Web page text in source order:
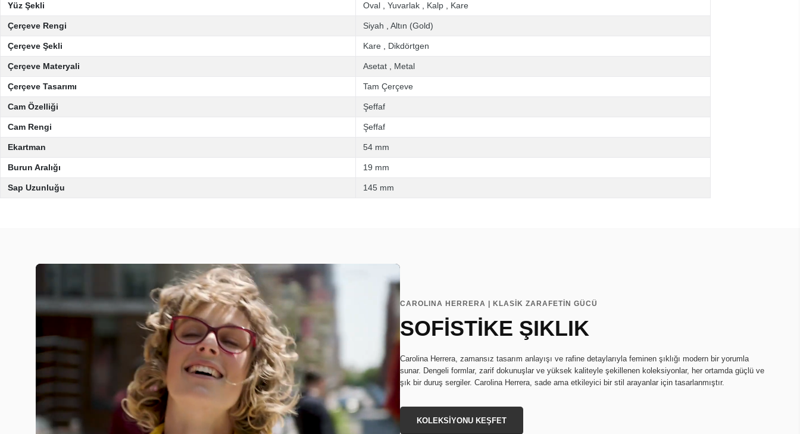
Yüz Şekli Oval Yuvarlak Kalp Kare
Çerçeve Rengi Siyah Altın (Gold)
Çerçeve Şekli Kare Dikdörtgen
Çerçeve Materyali Asetat Metal
Çerçeve Tasarımı Tam Çerçeve
Cam Özelliği Şeffaf
Cam Rengi Şeffaf
Ekartman 54 mm
Burun Aralığı 19 mm
Sap Uzunluğu 145 mm
CAROLINA HERRERA | KLASİK ZARAFETİN GÜCÜ
SOFİSTİKE ŞIKLIK
Carolina Herrera, zamansız tasarım anlayışı ve rafine detaylarıyla feminen şıklığı modern bir yorumla
sunar. Dengeli formlar, zarif dokunuşlar ve yüksek kaliteyle şekillenen koleksiyonlar, her ortamda güçlü ve
şık bir duruş sergiler. Carolina Herrera, sade ama etkileyici bir stil arayanlar için tasarlanmıştır.
KOLEKSİYONU KEŞFET